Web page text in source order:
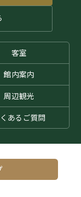
客室
館内案内
周辺観光
ある ご質問